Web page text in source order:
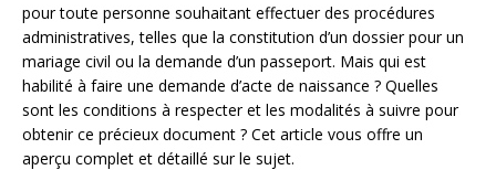
pour toute personne souhaitant effectuer des procédures
administratives, telles que la constitution d’un dossier pour un
mariage civil ou la demande d’un passeport. Mais qui est
habilité à faire une demande d’acte de naissance ? Quelles
sont les conditions à respecter et les modalités à suivre pour
obtenir ce précieux document ? Cet article vous offre un
aperçu complet et détaillé sur le sujet.